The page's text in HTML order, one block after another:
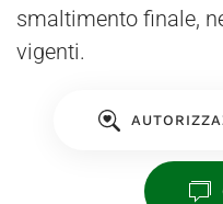
smaltimento finale,
vigenti.